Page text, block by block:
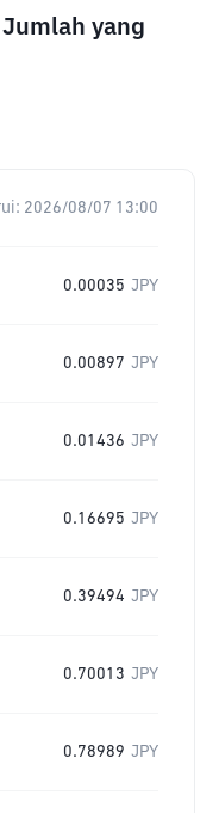
yang
2026/08/07 13:00
0.00035 JPY
0.00897 JPY
0.01436 JPY
0.16695 JPY
0.39494 JPY
0.70013 JPY
0.78989 JPY